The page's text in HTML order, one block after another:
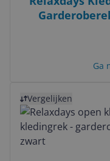
Ga
Vergelijken